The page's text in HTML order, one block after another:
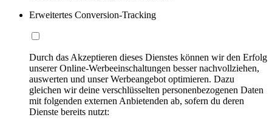
Erweitertes Conversion-Tracking
Durch das Akzeptieren dieses Dienstes können wir den Erfolg
unserer Online-Werbeeinschaltungen besser nachvollziehen,
auswerten und unser Werbeangebot optimieren. Dazu
gleichen wir deine verschlüsselten personenbezogenen Daten
mit folgenden externen Anbietenden ab, sofern du deren
Dienste bereits nutzt: